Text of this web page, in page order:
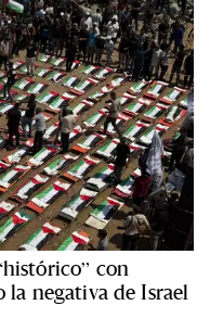
con
la negativa de Israel